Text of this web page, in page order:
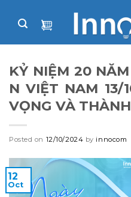
KỶ NIỆM 20
N VIỆT NAM 13/
VỌNG VÀ
Posted on 12/10/2024 by innocom
12
Oct